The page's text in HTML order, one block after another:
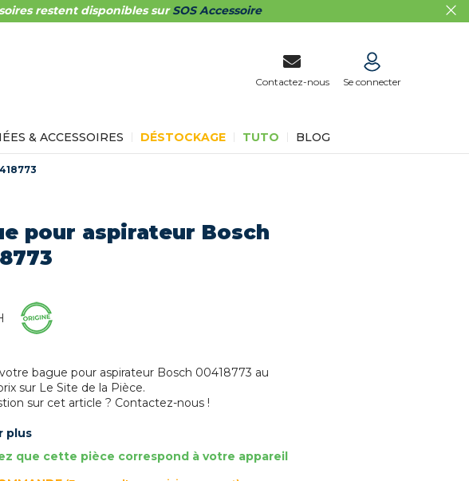
restent disponibles surSOS Accessoire
Contactez-nous Se connecter
& ACCESSOIRES DÉSTOCKAGE TUTO BLOG
pour aspirateur Bosch
bague pour aspirateur Bosch 00418773 au
sur Le Site de la Pièce.
sur cet article ? Contactez-nous !
plus
que cette pièce correspond à votre appareil